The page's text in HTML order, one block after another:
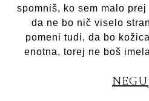
spomniš, ko sem malo
da ne bo nič viselo
pomeni tudi, da bo
enotna, torej ne boš